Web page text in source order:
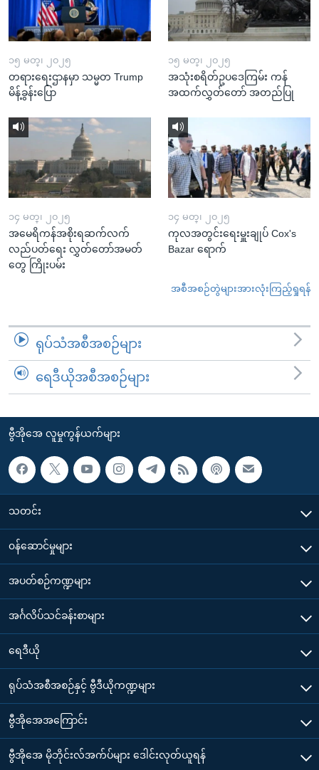
၁၅ မတ္၊ ၂၀၂၅
တရားရေးဌာနမှာ သမ္မတ Trump
မိန့်ခွန်းပြော
၁၅ မတ္၊ ၂၀၂၅
အသုံးစရိတ်ဥပဒေကြမ်း ကန်
အထက်လွှတ်တော် အတည်ပြု
၁၄ မတ္၊ ၂၀၂၅
အမေရိကန်အစိုးရဆက်လက်
လည်ပတ်ရေး လွှတ်တော်အမတ်
တွေ ကြိုးပမ်း
၁၄ မတ္၊ ၂၀၂၅
ကုလအတွင်းရေးမှူးချုပ် Cox's
Bazar ရောက်
အစီအစဉ်တွဲများအားလုံးကြည့်ရှုရန်
ရုပ်သံအစီအစဉ်များ
ရေဒီယိုအစီအစဉ်များ
ဗွီအိုအေ လူမှုကွန်ယက်များ
သတင်း
၀န်ဆောင်မှုများ
အပတ်စဉ်ကဏ္ဍများ
အင်္ဂလိပ်သင်ခန်းစာများ
ရေဒီယို
ရုပ်သံအစီအစဉ်နှင့် ဗွီဒီယိုကဏ္ဍများ
ဗွီအိုအေအကြောင်း
ဗွီအိုအေ မိုဘိုင်းလ်အက်ပ်များ ဒေါင်းလုတ်ယူရန်